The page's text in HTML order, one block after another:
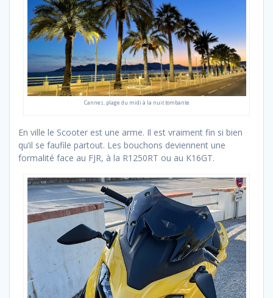
Cannes, plage du midi à la nuit tombante
En ville le Scooter est une arme. Il est vraiment fin si bien
qu’il se faufile partout. Les bouchons deviennent une
formalité face au FJR, à la R1250RT ou au K16GT.